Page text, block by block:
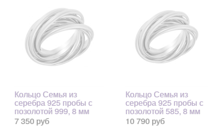
Кольцо Семья из
серебра 925 пробы с
позолотой 999, 8 мм
7 350 руб
Кольцо Семья из
серебра 925 пробы с
позолотой 585, 8 мм
10 790 руб